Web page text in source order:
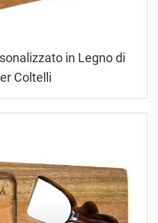
in Legno di
Coltelli